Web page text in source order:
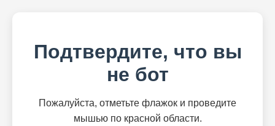
Подтвердите, что вы
не бот
Пожалуйста, отметьте флажок и проведите
мышью по красной области.